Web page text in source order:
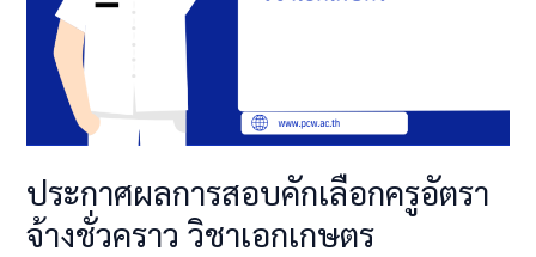
ประกาศผลการสอบคักเลือกครูอัตรา
จ้างชั่วคราว วิชาเอกเกษตร
เกษตร